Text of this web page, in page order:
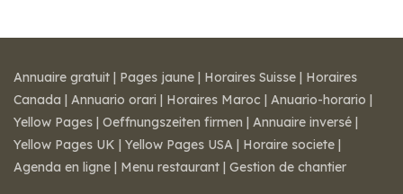
Annuaire gratuit | Pages jaune | Horaires Suisse | Horaires
Canada | Annuario orari | Horaires Maroc | Anuario-horario |
Yellow Pages | Oeffnungszeiten firmen | Annuaire inversé |
Yellow Pages UK | Yellow Pages USA | Horaire societe |
Agenda en ligne | Menu restaurant | Gestion de chantier